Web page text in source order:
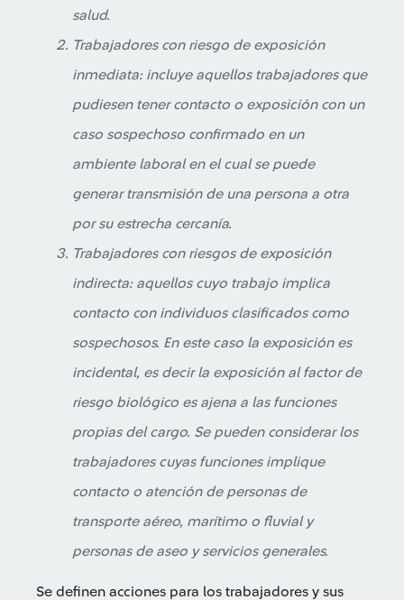
salud.
Trabajadores con riesgo de exposición
inmediata: incluye aquellos trabajadores que
pudiesen tener contacto o exposición con un
caso sospechoso confirmado en un
ambiente laboral en el cual se puede
generar transmisión de una persona a otra
por su estrecha cercanía.
Trabajadores con riesgos de exposición
indirecta: aquellos cuyo trabajo implica
contacto con individuos clasificados como
sospechosos. En este caso la exposición es
incidental, es decir la exposición al factor de
riesgo biológico es ajena a las funciones
propias del cargo. Se pueden considerar los
trabajadores cuyas funciones implique
contacto o atención de personas de
transporte aéreo, marítimo o fluvial y
personas de aseo y servicios generales.
Se definen acciones para los trabajadores y sus